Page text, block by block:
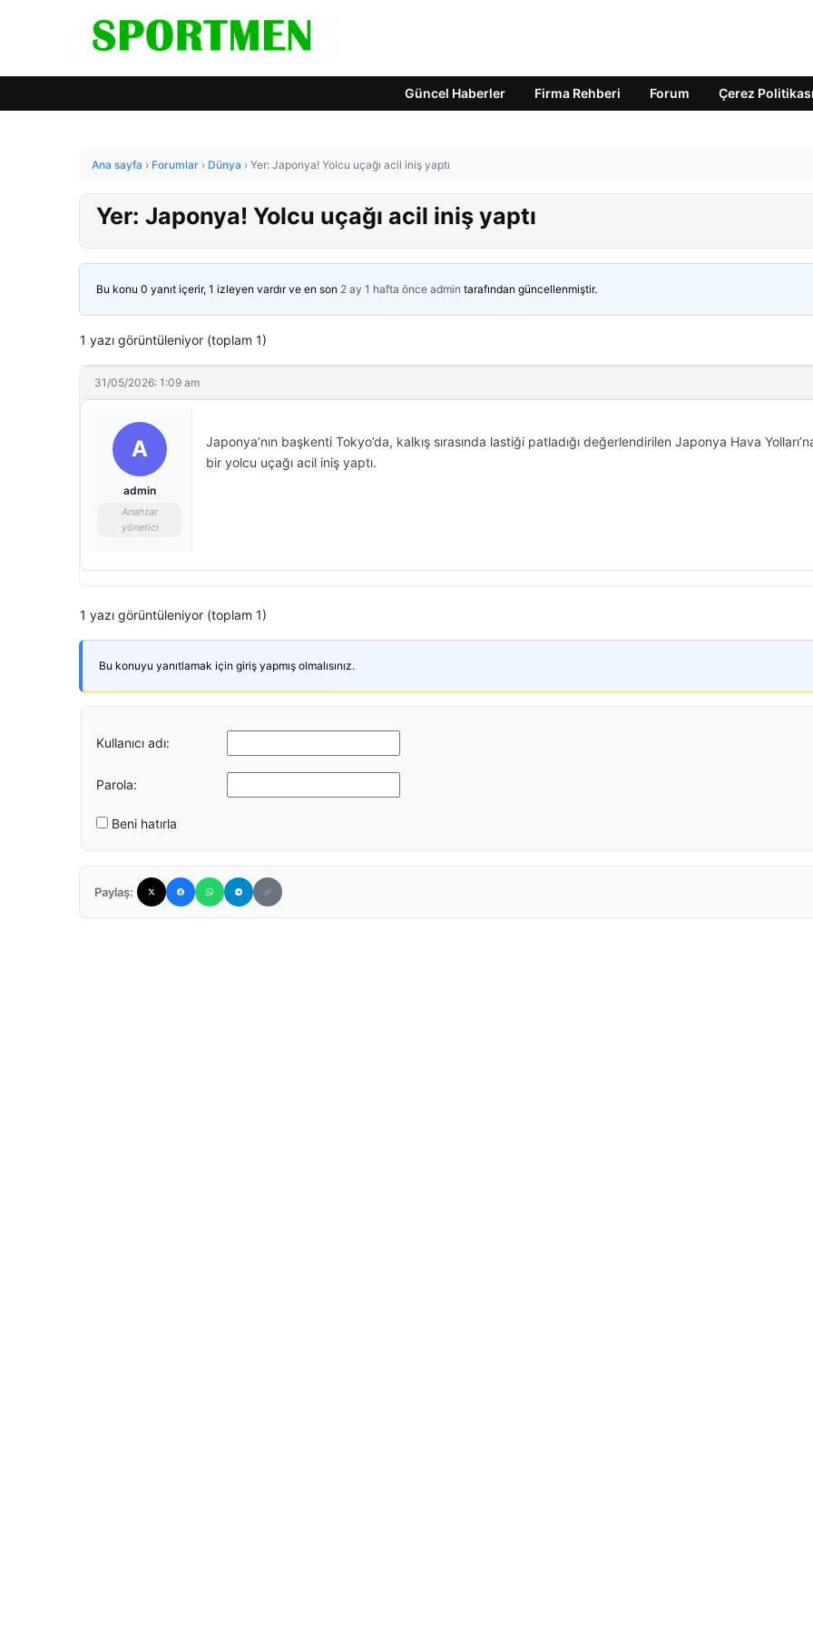
Güncel Haberler Firma Rehberi Forum Çerez Politikası
Ana sayfa › Forumlar › Dünya › Yer: Japonya! Yolcu uçağı acil iniş yaptı
Yer: Japonya! Yolcu uçağı acil iniş yaptı
Bu konu 0 yanıt içerir, 1 izleyen vardır ve en son 2 ay 1 hafta önce admin tarafından güncellenmiştir.
1 yazı görüntüleniyor (toplam 1)
31/05/2026: 1:09 am
A
admin
Anahtar
yönetici
Japonya’nın başkenti Tokyo’da, kalkış sırasında lastiği patladığı değerlendirilen Japonya Hava
bir yolcu uçağı acil iniş yaptı.
1 yazı görüntüleniyor (toplam 1)
Bu konuyu yanıtlamak için giriş yapmış olmalısınız.
Kullanıcı adı:
Parola:
Beni hatırla
Paylaş: